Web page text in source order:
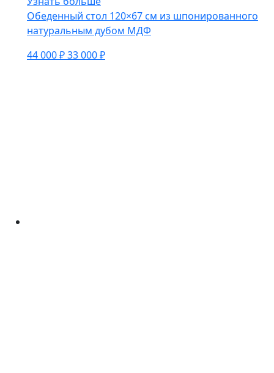
Обеденный стол 120×67 см из шпонированного
натуральным дубом МДФ
44 000 ₽33 000 ₽